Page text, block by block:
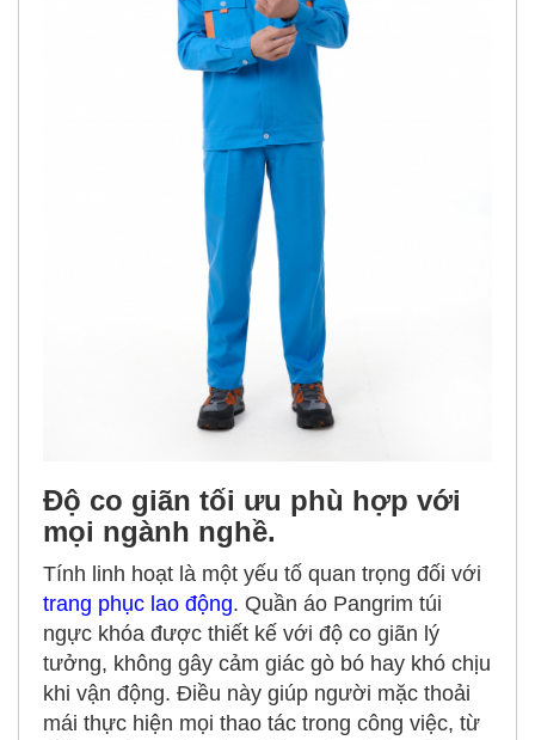
Độ co giãn tối ưu phù hợp với
mọi ngành nghề.
Tính linh hoạt là một yếu tố quan trọng đối với
trang phục lao động. Quần áo Pangrim túi
ngực khóa được thiết kế với độ co giãn lý
tưởng, không gây cảm giác gò bó hay khó chịu
khi vận động. Điều này giúp người mặc thoải
mái thực hiện mọi thao tác trong công việc, từ